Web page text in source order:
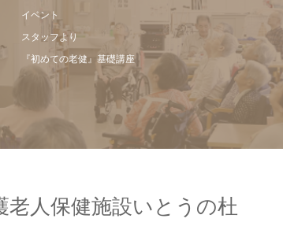
イベント
スタッフより
『初めての老健』基礎講座
人保健施設いとうの杜